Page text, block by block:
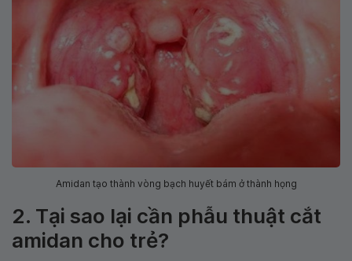
Amidan tạo thành vòng bạch huyết bám ở thành họng
2. Tại sao lại cần phẫu thuật cắt
amidan cho trẻ?